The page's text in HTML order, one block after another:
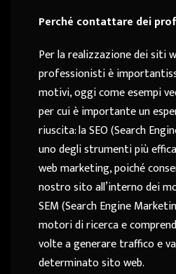
Perché contattare dei
Per la realizzazione dei siti
professionisti è
motivi, oggi come esempi
per cui è importante un
riuscita: la SEO (Search
uno degli strumenti più
web marketing, poiché
nostro sito all’interno dei
SEM (Search Engine
motori di ricerca e
volte a generare traffico e
determinato sito web.